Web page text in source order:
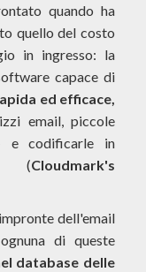
quando ha
quello del costo
in ingresso: la
capace di
ed efficace,
email, piccole
e codificarle in
(Cloudmark's
dell'email
di queste
database delle